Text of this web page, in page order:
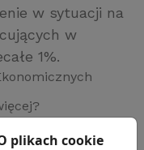
w sytuacji na
w
1%.
plikach cookie